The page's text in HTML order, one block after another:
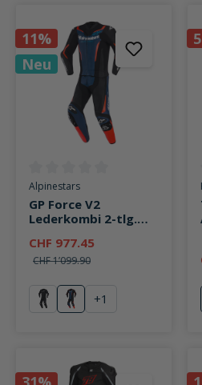
11%
Neu
Durchschnittliche Bewertung von
Alpinestars
GP Force V2
Lederkombi 2-tlg.
rot
CHF 977.45
CHF 1’099.90
schwarzschwarz/blau/fluo rot
+1